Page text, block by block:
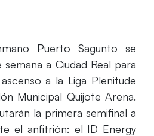
Puerto Sagunto se
a Ciudad Real para
a la Liga Plenitude
Municipal Quijote Arena.
la primera semifinal a
el anfitrión: el ID Energy